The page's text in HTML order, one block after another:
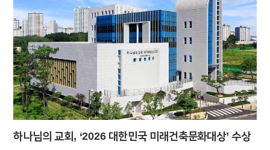
하나님의 교회 새노래 를 비롯해 애니메이션 OST ‘When You Wish
Upon a Star’, OST 메들리 등 각양각색의 음악으로 밝고 희망찬 분위기를
자아냈다. 이어 중창단이 퓨전 국악곡 ‘아름다운 나라’와 고향을 향한
그리움을 표현한 동요 ‘고향의 봄’, ‘엄마야 누나야’ 등을 부르며 객석에
감동을 선사했다. 진주교회에서는 연주회를 마친 뒤 ‘가족은 선물입니다’라는
주제의 세미나가 진행됐다. 발표자들은 언제나 나의 곁에서 힘이…
하나님의 교회, ‘2026 대한민국 미래건축문화대상’ 수상